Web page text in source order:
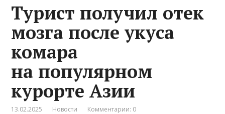
Турист получил отек
мозга после укуса
комара
на популярном
курорте Азии
13.02.2025 Новости Комментарии: 0